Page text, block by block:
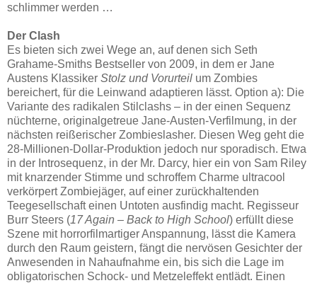
schlimmer werden …
Der Clash
Es bieten sich zwei Wege an, auf denen sich Seth
Grahame-Smiths Bestseller von 2009, in dem er Jane
Austens Klassiker Stolz und Vorurteil um Zombies
bereichert, für die Leinwand adaptieren lässt. Option a): Die
Variante des radikalen Stilclashs – in der einen Sequenz
nüchterne, originalgetreue Jane-Austen-Verfilmung, in der
nächsten reißerischer Zombieslasher. Diesen Weg geht die
28-Millionen-Dollar-Produktion jedoch nur sporadisch. Etwa
in der Introsequenz, in der Mr. Darcy, hier ein von Sam Riley
mit knarzender Stimme und schroffem Charme ultracool
verkörpert Zombiejäger, auf einer zurückhaltenden
Teegesellschaft einen Untoten ausfindig macht. Regisseur
Burr Steers (17 Again – Back to High School) erfüllt diese
Szene mit horrorfilmartiger Anspannung, lässt die Kamera
durch den Raum geistern, fängt die nervösen Gesichter der
Anwesenden in Nahaufnahme ein, bis sich die Lage im
obligatorischen Schock- und Metzeleffekt entlädt. Einen